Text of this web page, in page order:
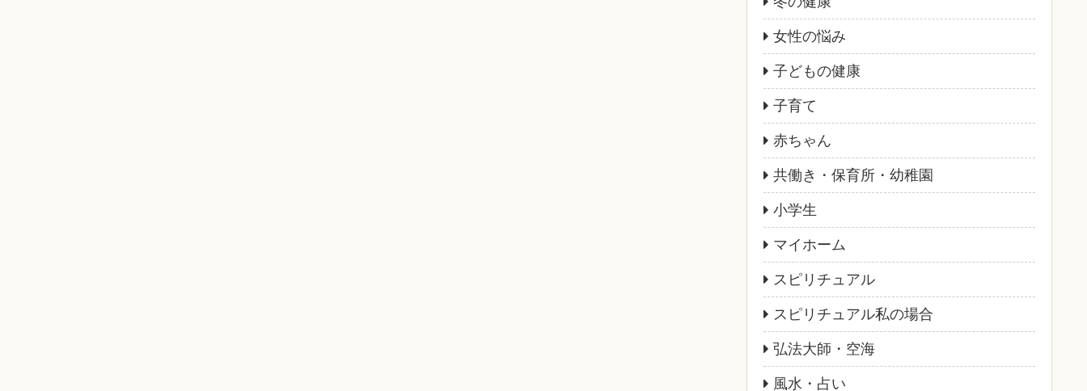
女性の悩み
子どもの健康
子育て
赤ちゃん
共働き・保育所・幼稚園
小学生
マイホーム
スピリチュアル
スピリチュアル私の場合
弘法大師・空海
風水・占い